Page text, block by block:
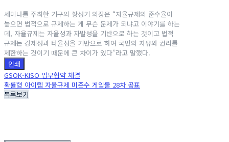
세미나를 주최한 기구의 황성기 의장은 “자율규제의 준수율이
높으면 법적으로 규제하는 게 무슨 문제가 되냐고 이야기를 하는
데, 자율규제는 자율성과 자발성을 기반으로 하는 것이고 법적
규제는 강제성과 타율성을 기반으로 하여 국민의 자유와 권리를
제한하는 것이기 때문에 큰 차이가 있다”라고 말했다.
인쇄
GSOK-KISO 업무협약 체결
확률형 아이템 자율규제 미준수 게임물 28차 공표
목록보기